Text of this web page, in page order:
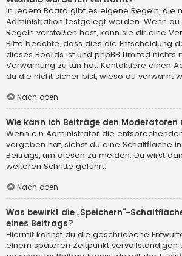
In jedem Board gibt es eigene Regeln, die
Administration festgelegt werden. Wenn
Regeln verstoßen hast, kann sie dir eine
Bitte beachte, dass dies die Entscheidung
dieses Boards ist und phpBB Limited nichts
Verwarnung zu tun hat. Kontaktiere einen
du die nicht sicher bist, wieso du verwarnt
Nach oben
Wie kann ich Beiträge den Moderatoren
Wenn ein Administrator die
vergeben hat, siehst du eine Schaltfläche
Beitrags, um diesen zu melden. Du wirst
weiteren Schritte geführt.
Nach oben
Was bewirkt die „Speichern“-
eines Beitrags?
Hiermit kannst du die geschriebene
einem späteren Zeitpunkt vervollständigen